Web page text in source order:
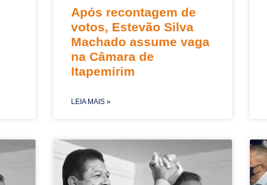
Após recontagem de
votos, Estevão Silva
Machado assume vaga
na Câmara de
Itapemirim
LEIA MAIS »